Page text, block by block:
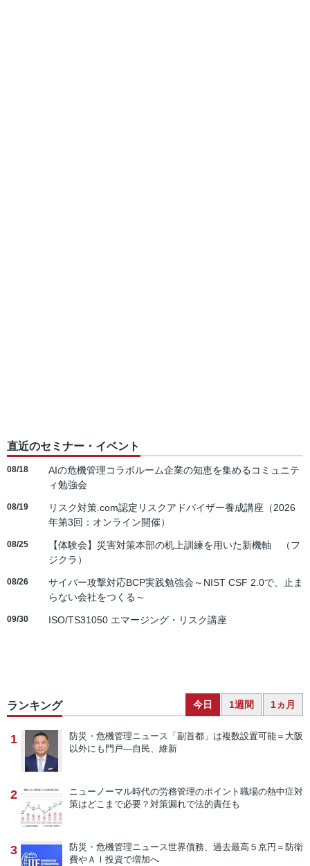
直近のセミナー・イベント
08/18
AIの危機管理コラボルーム企業の知恵を集めるコミュニテ
ィ勉強会
08/19
リスク対策.com認定リスクアドバイザー養成講座（2026
年第3回：オンライン開催）
08/25
【体験会】災害対策本部の机上訓練を用いた新機軸 （フ
ジクラ）
08/26
サイバー攻撃対応BCP実践勉強会～NIST CSF 2.0で、止ま
らない会社をつくる～
09/30 ISO/TS31050 エマージング・リスク講座
ランキング 今日 1週間 1ヵ月
1 防災・危機管理ニュース 「副首都」は複数設置可能＝大阪
以外にも門戸―自民、維新
2 ニューノーマル時代の労務管理のポイント 職場の熱中症対
策はどこまで必要？対策漏れで法的責任も
3 防災・危機管理ニュース世界債務、過去最高５京円＝防衛
費やＡＩ投資で増加へ